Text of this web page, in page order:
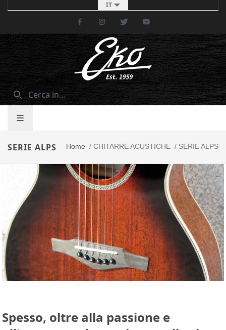
IT
FacebookInstagramTwitter
SERIE ALPS Home / CHITARRE ACUSTICHE / SERIE ALPS
Spesso, oltre alla passione e